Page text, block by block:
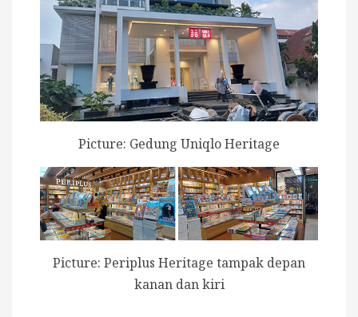
Picture: Gedung Uniqlo Heritage
Picture: Periplus Heritage tampak depan
kanan dan kiri